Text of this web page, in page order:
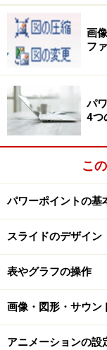
＞実際にSmart
※記事内容は執筆時
※OSやアプリ、ソフ
法が異なる可能性が
画
フ
パ
4つ
こ
パワーポイントの基
スライドのデザイン
表やグラフの操作
画像・図形・サウン
アニメーションの設